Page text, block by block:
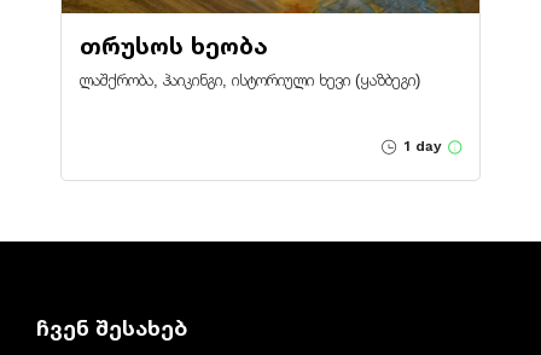
თრუსოს ხეობა
ლაშქრობა, ჰაიკინგი, ისტორიული ხევი (ყაზბეგი)
1 day
ჩვენ შესახებ